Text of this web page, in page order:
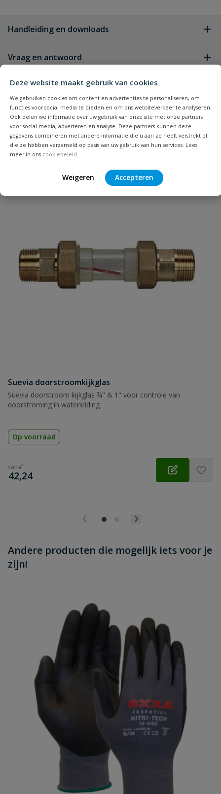
Deze website maakt gebruik van cookies
We gebruiken cookies om content en advertenties te personaliseren, om
functies voor social media te bieden en om ons websiteverkeer te analyseren.
Ook delen we informatie over uw gebruik van onze site met onze partners
voor social media, adverteren en analyse. Deze partners kunnen deze
gegevens combineren met andere informatie die u aan ze heeft verstrekt of
die ze hebben verzameld op basis van uw gebruik van hun services. Lees
meer in ons cookiebeleid.
Weigeren Accepteren
Handleiding en downloads
Handleiding SUEVIA 311 & 312
Vraag en antwoord
Heb je zelf ook een vraag over
dit product?
Stel jouw
vraag
Beoordelingen
Schrijf zelf een beoordeling
Je beoordeelt:Rondpompsysteem Suevia 311
Uw waardering:
Naam
Samenvatting
Beoordeling versturen
Bijpassende producten
Suevia doorstroomkijkglas
Suevia doorstroom kijkglas ¾" & 1" voor controle van
doorstroming in waterleiding
Op voorraad
vanaf
€
42,24
Andere producten die mogelijk iets voor je
zijn!